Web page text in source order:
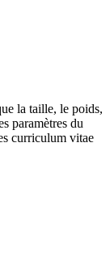
la taille, le poids,
paramètres du
curriculum vitae